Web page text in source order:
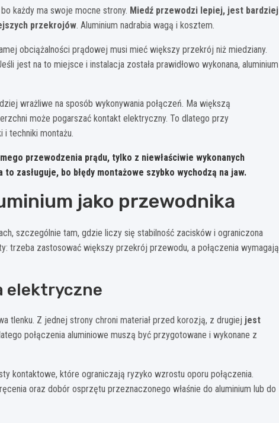
każdy ma swoje mocne strony. Miedź przewodzi lepiej, jest bardziej
przekrojów. Aluminium nadrabia wagą i kosztem.
obciążalności prądowej musi mieć większy przekrój niż miedziany.
jest na to miejsce i instalacja została prawidłowo wykonana, aluminium
wrażliwe na sposób wykonywania połączeń. Ma większą
może pogarszać kontakt elektryczny. To dlatego przy
i techniki montażu.
przewodzenia prądu, tylko z niewłaściwie wykonanych
zasługuje, bo błędy montażowe szybko wychodzą na jaw.
jako przewodnika
szczególnie tam, gdzie liczy się stabilność zacisków i ograniczona
zastosować większy przekrój przewodu, a połączenia wymagają
elektryczne
tlenku. Z jednej strony chroni materiał przed korozją, z drugiej jest
połączenia aluminiowe muszą być przygotowane i wykonane z
kontaktowe, które ograniczają ryzyko wzrostu oporu połączenia.
oraz dobór osprzętu przeznaczonego właśnie do aluminium lub do